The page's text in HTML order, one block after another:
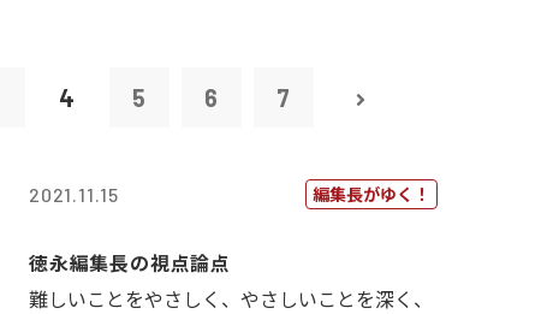
4 5 6 7
2021.11.15 編集長がゆく！
徳永編集長の視点論点
難しいことをやさしく、やさしいことを深く、